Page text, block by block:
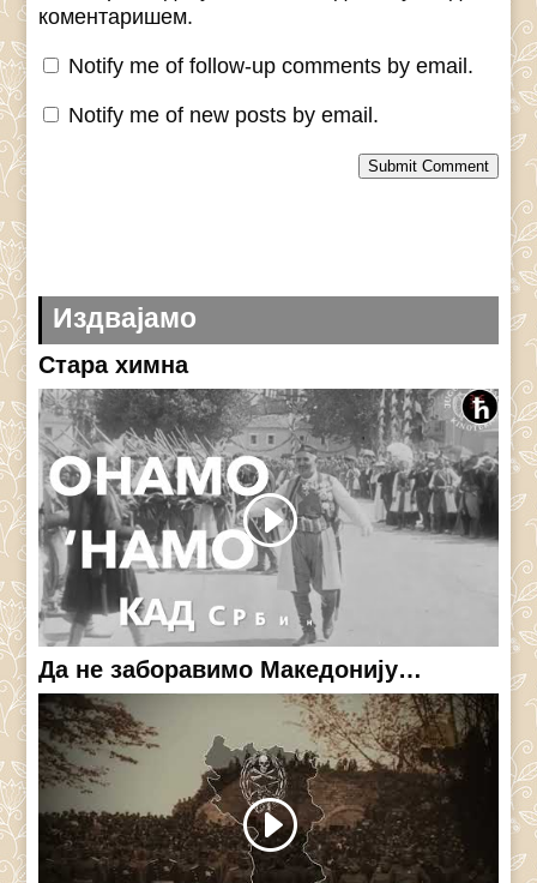
коментаришем.
Notify me of follow-up comments by email.
Notify me of new posts by email.
Submit Comment
Издвајамо
Стара химна
Да не заборавимо Македонију…